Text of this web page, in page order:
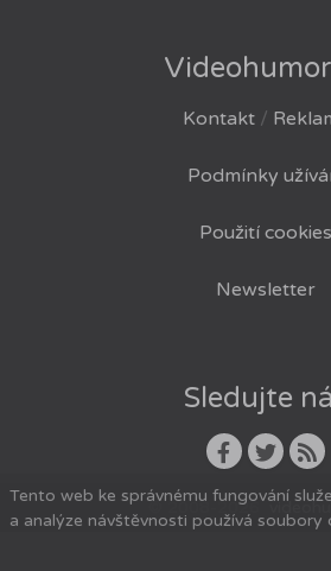
Kontakt/
Podmínky
Použití cookies
Newsletter
Sledujte
© 2008-2026
Tento web ke správnému fungování
a analýze návštěvnosti používá soubory